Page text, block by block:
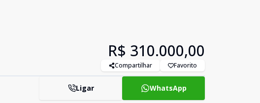
R$ 310.000,00
Compartilhar Favorito
Ligar WhatsApp